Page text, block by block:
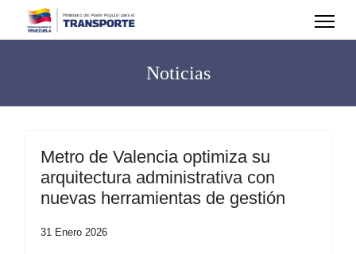
Noticias
Metro de Valencia optimiza su
arquitectura administrativa con
nuevas herramientas de gestión
31 Enero 2026